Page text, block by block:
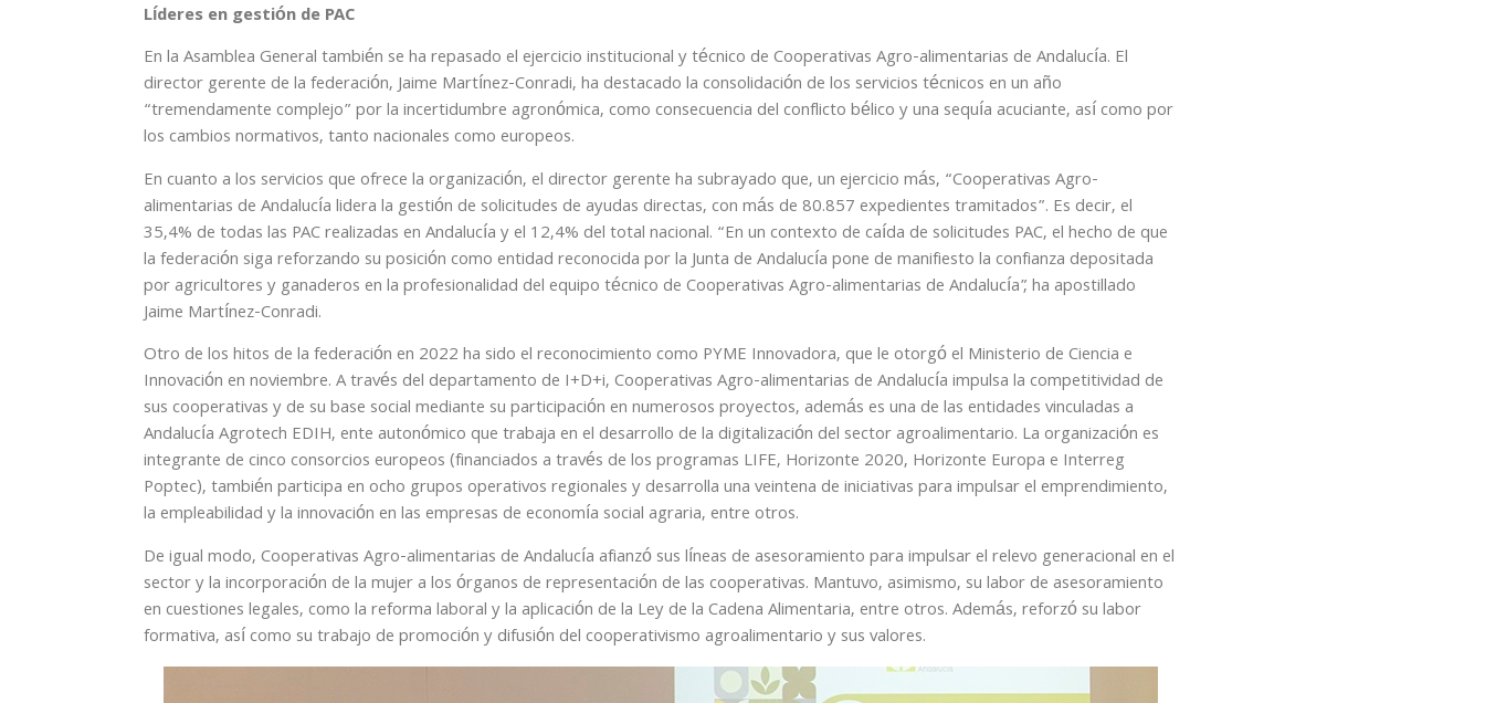
Líderes en gestión de PAC
En la Asamblea General también se ha repasado el ejercicio institucional y técnico de Cooperativas Agro-alimentarias de Andalucía. El
director gerente de la federación, Jaime Martínez-Conradi, ha destacado la consolidación de los servicios técnicos en un año
“tremendamente complejo” por la incertidumbre agronómica, como consecuencia del conflicto bélico y una sequía acuciante, así como por
los cambios normativos, tanto nacionales como europeos.
En cuanto a los servicios que ofrece la organización, el director gerente ha subrayado que, un ejercicio más, “Cooperativas Agro-
alimentarias de Andalucía lidera la gestión de solicitudes de ayudas directas, con más de 80.857 expedientes tramitados”. Es decir, el
35,4% de todas las PAC realizadas en Andalucía y el 12,4% del total nacional. “En un contexto de caída de solicitudes PAC, el hecho de que
la federación siga reforzando su posición como entidad reconocida por la Junta de Andalucía pone de manifiesto la confianza depositada
por agricultores y ganaderos en la profesionalidad del equipo técnico de Cooperativas Agro-alimentarias de Andalucía”, ha apostillado
Jaime Martínez-Conradi.
Otro de los hitos de la federación en 2022 ha sido el reconocimiento como PYME Innovadora, que le otorgó el Ministerio de Ciencia e
Innovación en noviembre. A través del departamento de I+D+i, Cooperativas Agro-alimentarias de Andalucía impulsa la competitividad de
sus cooperativas y de su base social mediante su participación en numerosos proyectos, además es una de las entidades vinculadas a
Andalucía Agrotech EDIH, ente autonómico que trabaja en el desarrollo de la digitalización del sector agroalimentario. La organización es
integrante de cinco consorcios europeos (financiados a través de los programas LIFE, Horizonte 2020, Horizonte Europa e Interreg
Poptec), también participa en ocho grupos operativos regionales y desarrolla una veintena de iniciativas para impulsar el emprendimiento,
la empleabilidad y la innovación en las empresas de economía social agraria, entre otros.
De igual modo, Cooperativas Agro-alimentarias de Andalucía afianzó sus líneas de asesoramiento para impulsar el relevo generacional en el
sector y la incorporación de la mujer a los órganos de representación de las cooperativas. Mantuvo, asimismo, su labor de asesoramiento
en cuestiones legales, como la reforma laboral y la aplicación de la Ley de la Cadena Alimentaria, entre otros. Además, reforzó su labor
formativa, así como su trabajo de promoción y difusión del cooperativismo agroalimentario y sus valores.